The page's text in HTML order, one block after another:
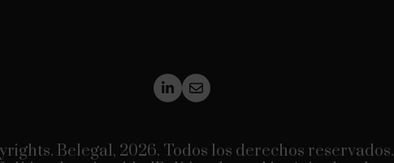
Belegal, 2026. Todos los derechos reservados.